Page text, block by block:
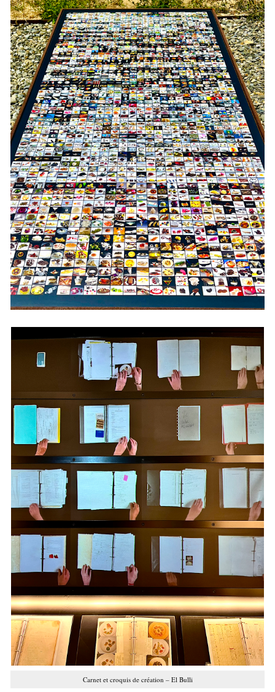
Carnet et croquis de création – El Bulli